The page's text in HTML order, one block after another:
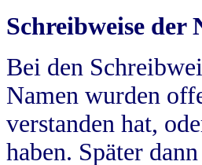
Schreibweise der
Bei den
Namen wurden
verstanden hat,
haben. Später